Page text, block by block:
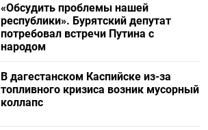
«Обсудить проблемы нашей
республики». Бурятский депутат
потребовал встречи Путина с
народом
В дагестанском Каспийске из-за
топливного кризиса возник мусорный
коллапс